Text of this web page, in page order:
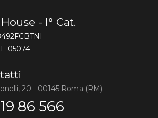
- I° Cat.
05074
20 - 00145 Roma (RM)
86 566